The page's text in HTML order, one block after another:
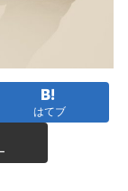
はてブ